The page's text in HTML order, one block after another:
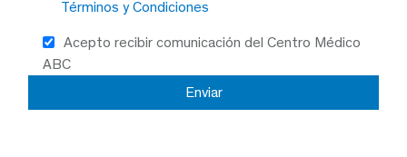
Términos y Condiciones
Acepto recibir comunicación del Centro Médico
ABC